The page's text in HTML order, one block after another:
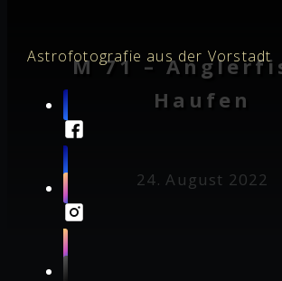
Astrofotografie aus der Vorstadt
M 71 –
Haufen
24. August 2022